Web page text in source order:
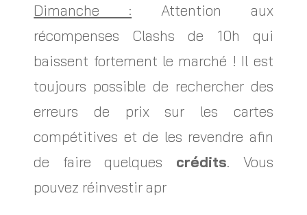
Dimanche : Attention aux
récompenses Clashs de 10h qui
baissent fortement le marché ! Il est
toujours possible de rechercher des
erreurs de prix sur les cartes
compétitives et de les revendre afin
de faire quelques crédits. Vous
pouvez réinvestir apr